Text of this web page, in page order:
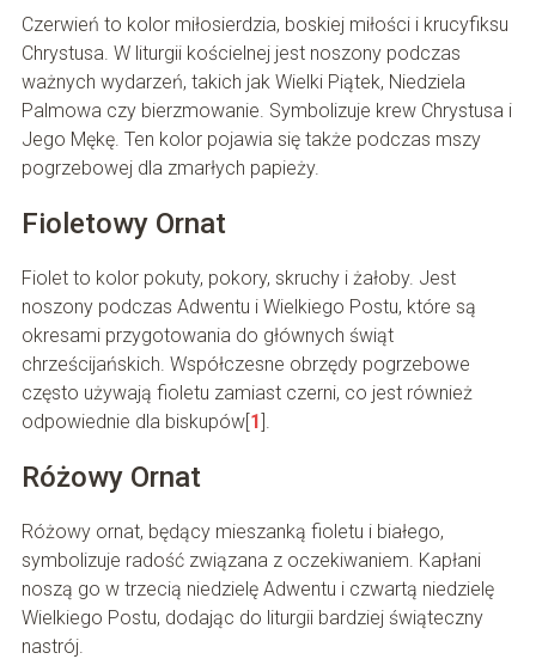
Czerwień to kolor miłosierdzia, boskiej miłości i krucyfiksu
Chrystusa. W liturgii kościelnej jest noszony podczas
ważnych wydarzeń, takich jak Wielki Piątek, Niedziela
Palmowa czy bierzmowanie. Symbolizuje krew Chrystusa i
Jego Mękę. Ten kolor pojawia się także podczas mszy
pogrzebowej dla zmarłych papieży.
Fioletowy Ornat
Fiolet to kolor pokuty, pokory, skruchy i żałoby. Jest
noszony podczas Adwentu i Wielkiego Postu, które są
okresami przygotowania do głównych świąt
chrześcijańskich. Współczesne obrzędy pogrzebowe
często używają fioletu zamiast czerni, co jest również
odpowiednie dla biskupów[1].
Różowy Ornat
Różowy ornat, będący mieszanką fioletu i białego,
symbolizuje radość związana z oczekiwaniem. Kapłani
noszą go w trzecią niedzielę Adwentu i czwartą niedzielę
Wielkiego Postu, dodając do liturgii bardziej świąteczny
nastrój.